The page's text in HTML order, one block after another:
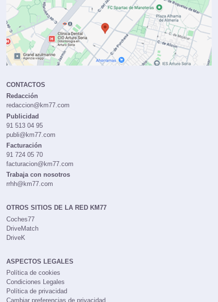
CONTACTOS
Redacción
redaccion@km77.com
Publicidad
91 513 04 95
publi@km77.com
Facturación
91 724 05 70
facturacion@km77.com
Trabaja con nosotros
rrhh@km77.com
OTROS SITIOS DE LA RED KM77
Coches77
DriveMatch
DriveK
ASPECTOS LEGALES
Política de cookies
Condiciones Legales
Política de privacidad
Cambiar preferencias de privacidad